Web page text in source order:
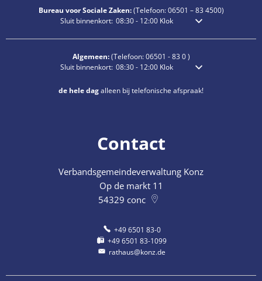
Bureau voor Sociale Zaken:(Telefoon:06501 – 834500)
Klik om extra openings- of sluitingstijden te verbergen
Sluit binnenkort: 08:30-12:00Klok Van 8:30 uur tot 12:00
Algemeen:(Telefoon:06501 - 83 0)
Klik om extra openings- of sluitingstijden te verbergen
Sluit binnenkort: 08:30-12:00Klok Van 8:30 uur tot 12:00
de hele dagalleen bij telefonische afspraak!
Contact
Verbandsgemeindeverwaltung Konz
Op de markt 11
54329 conc
+49 6501 83-0
+49 6501 83-1099
rathaus@konz.de